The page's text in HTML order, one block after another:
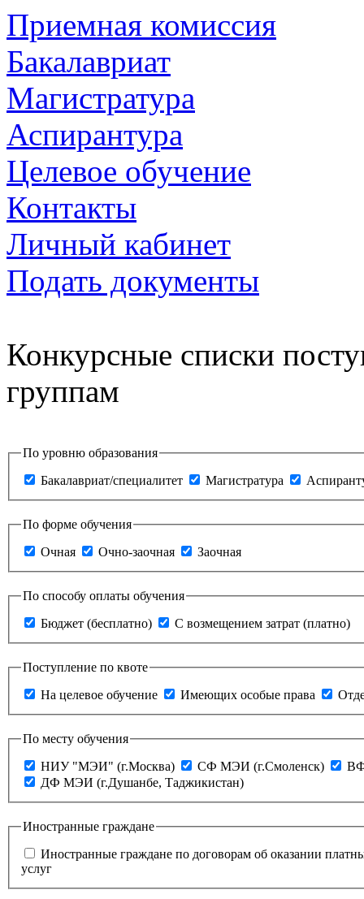
Приемная комиссия
Бакалавриат
Магистратура
Аспирантура
Целевое обучение
Контакты
Личный кабинет
Подать документы
Конкурсные списки
группам
По уровню образования
Бакалавриат/специалитет
Магистратура
По форме обучения
Очная
Очно-заочная Заочная
По способу оплаты обучения
Бюджет (бесплатно)
С возмещением затрат (платно)
Поступление по квоте
На целевое обучение
Имеющих особые права
По месту обучения
НИУ "МЭИ" (г.Москва)
СФ МЭИ (г.Смоленск)
ДФ МЭИ (г.Душанбе, Таджикистан)
Иностранные граждане
Иностранные граждане по договорам об оказании
услуг